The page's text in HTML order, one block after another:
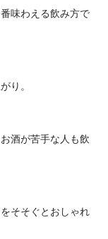
味わえる飲み方で
り。
酒が苦手な人も飲
そそぐとおしゃれ